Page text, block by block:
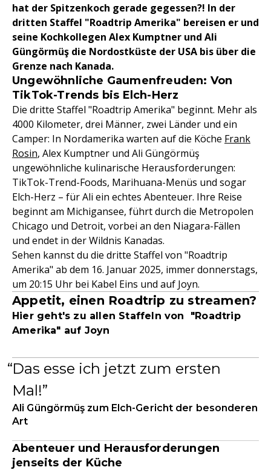
hat der Spitzenkoch gerade gegessen?! In der
dritten Staffel "Roadtrip Amerika" bereisen er und
seine Kochkollegen Alex Kumptner und Ali
Güngörmüş die Nordostküste der USA bis über die
Grenze nach Kanada.
Ungewöhnliche Gaumenfreuden: Von
TikTok-Trends bis Elch-Herz
Die dritte Staffel "Roadtrip Amerika" beginnt. Mehr als
4000 Kilometer, drei Männer, zwei Länder und ein
Camper: In Nordamerika warten auf die Köche Frank
Rosin, Alex Kumptner und Ali Güngörmüş
ungewöhnliche kulinarische Herausforderungen:
TikTok-Trend-Foods, Marihuana-Menüs und sogar
Elch-Herz – für Ali ein echtes Abenteuer. Ihre Reise
beginnt am Michigansee, führt durch die Metropolen
Chicago und Detroit, vorbei an den Niagara-Fällen
und endet in der Wildnis Kanadas.
Sehen kannst du die dritte Staffel von "Roadtrip
Amerika" ab dem 16. Januar 2025, immer donnerstags,
um 20:15 Uhr bei Kabel Eins und auf Joyn.
Appetit, einen Roadtrip zu streamen?
Hier geht's zu allen Staffeln von "Roadtrip
Amerika" auf Joyn
Das esse ich jetzt zum ersten
Mal!
Ali Güngörmüş zum Elch-Gericht der besonderen
Art
Abenteuer und Herausforderungen
jenseits der Küche